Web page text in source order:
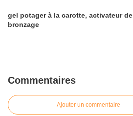
gel potager à la carotte, activateur de
bronzage
Commentaires
Ajouter un commentaire